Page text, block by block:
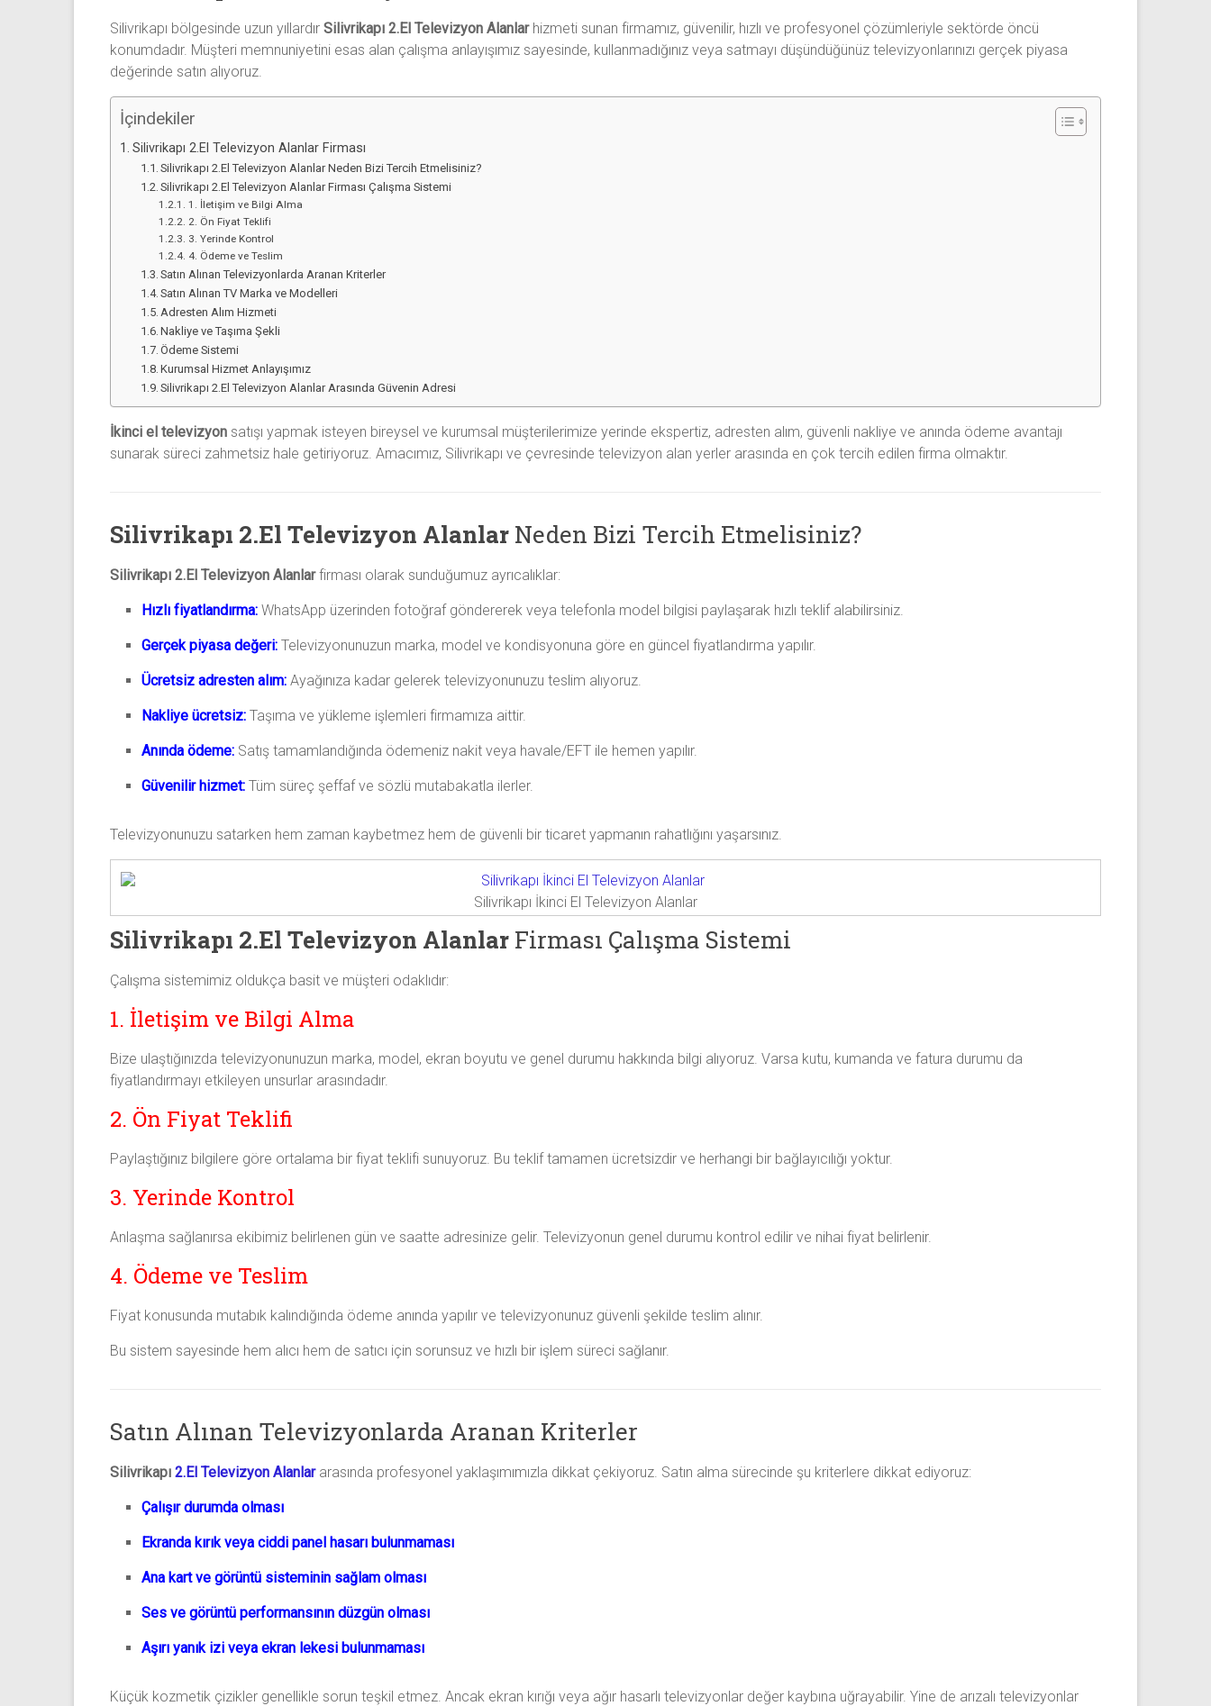
Televizyon
Alanlar ile
iletişim
kurarak
televizyonlarınızı
hemen
ödeme
alabilirsiniz.
alanlar
adresten
yapıyor
Silivrikapı bölgesinde uzun yıllardır Silivrikapı 2.El Televizyon Alanlarhizmeti sunan firmamız, güvenilir, hızlı ve profesyonel çözümleriyle sektörde öncü
konumdadır. Müşteri memnuniyetini esas alan çalışma anlayışımız sayesinde, kullanmadığınız veya satmayı düşündüğünüz televizyonlarınızı gerçek piyasa
değerinde satın alıyoruz.
İçindekiler
Silivrikapı 2.El Televizyon Alanlar Firması
Silivrikapı 2.El Televizyon Alanlar Neden Bizi Tercih Etmelisiniz?
Silivrikapı 2.El Televizyon Alanlar Firması Çalışma Sistemi
1. İletişim ve Bilgi Alma
2. Ön Fiyat Teklifi
3. Yerinde Kontrol
4. Ödeme ve Teslim
Satın Alınan Televizyonlarda Aranan Kriterler
Satın Alınan TV Marka ve Modelleri
Adresten Alım Hizmeti
Nakliye ve Taşıma Şekli
Ödeme Sistemi
Kurumsal Hizmet Anlayışımız
Silivrikapı 2.El Televizyon Alanlar Arasında Güvenin Adresi
İkinci el televizyon satışı yapmak isteyen bireysel ve kurumsal müşterilerimize yerinde ekspertiz, adresten alım, güvenli nakliye ve anında ödeme avantajı
sunarak süreci zahmetsiz hale getiriyoruz. Amacımız, Silivrikapı ve çevresinde televizyon alan yerler arasında en çok tercih edilen firma olmaktır.
Silivrikapı 2.El Televizyon Alanlar Neden Bizi Tercih Etmelisiniz?
Silivrikapı 2.El Televizyon Alanlarfirması olarak sunduğumuz ayrıcalıklar:
Hızlı fiyatlandırma: WhatsApp üzerinden fotoğraf göndererek veya telefonla model bilgisi paylaşarak hızlı teklif alabilirsiniz.
Gerçek piyasa değeri: Televizyonunuzun marka, model ve kondisyonuna göre en güncel fiyatlandırma yapılır.
Ücretsiz adresten alım: Ayağınıza kadar gelerek televizyonunuzu teslim alıyoruz.
Nakliye ücretsiz: Taşıma ve yükleme işlemleri firmamıza aittir.
Anında ödeme: Satış tamamlandığında ödemeniz nakit veya havale/EFT ile hemen yapılır.
Güvenilir hizmet: Tüm süreç şeffaf ve sözlü mutabakatla ilerler.
Televizyonunuzu satarken hem zaman kaybetmez hem de güvenli bir ticaret yapmanın rahatlığını yaşarsınız.
Silivrikapı İkinci El Televizyon Alanlar
Silivrikapı 2.El Televizyon Alanlar Firması Çalışma Sistemi
Çalışma sistemimiz oldukça basit ve müşteri odaklıdır:
1. İletişim ve Bilgi Alma
Bize ulaştığınızda televizyonunuzun marka, model, ekran boyutu ve genel durumu hakkında bilgi alıyoruz. Varsa kutu, kumanda ve fatura durumu da
fiyatlandırmayı etkileyen unsurlar arasındadır.
2. Ön Fiyat Teklifi
Paylaştığınız bilgilere göre ortalama bir fiyat teklifi sunuyoruz. Bu teklif tamamen ücretsizdir ve herhangi bir bağlayıcılığı yoktur.
3. Yerinde Kontrol
Anlaşma sağlanırsa ekibimiz belirlenen gün ve saatte adresinize gelir. Televizyonun genel durumu kontrol edilir ve nihai fiyat belirlenir.
4. Ödeme ve Teslim
Fiyat konusunda mutabık kalındığında ödeme anında yapılır ve televizyonunuz güvenli şekilde teslim alınır.
Bu sistem sayesinde hem alıcı hem de satıcı için sorunsuz ve hızlı bir işlem süreci sağlanır.
Satın Alınan Televizyonlarda Aranan Kriterler
Silivrikapı 2.El Televizyon Alanlararasında profesyonel yaklaşımımızla dikkat çekiyoruz. Satın alma sürecinde şu kriterlere dikkat ediyoruz:
Çalışır durumda olması
Ekranda kırık veya ciddi panel hasarı bulunmaması
Ana kart ve görüntü sisteminin sağlam olması
Ses ve görüntü performansının düzgün olması
Aşırı yanık izi veya ekran lekesi bulunmaması
Küçük kozmetik çizikler genellikle sorun teşkil etmez. Ancak ekran kırığı veya ağır hasarlı televizyonlar değer kaybına uğrayabilir. Yine de arızalı televizyonlar